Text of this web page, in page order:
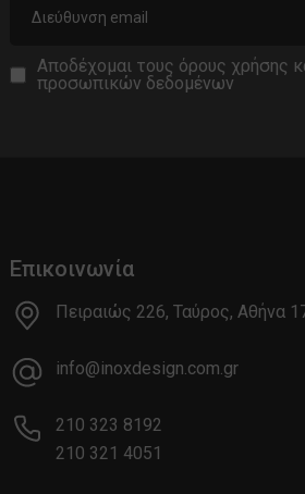
Αποδέχομαι τους όρους χρήσης
προσωπικών δεδομένων
Επικοινωνία
Πειραιώς 226, Ταύρος, Αθήνα
info@inoxdesign.com.gr
210 323 8192
210 321 4051